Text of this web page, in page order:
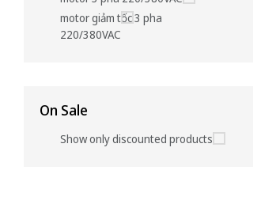
motor giảm tốc 3 pha
220/380VAC
On Sale
Show only discounted products